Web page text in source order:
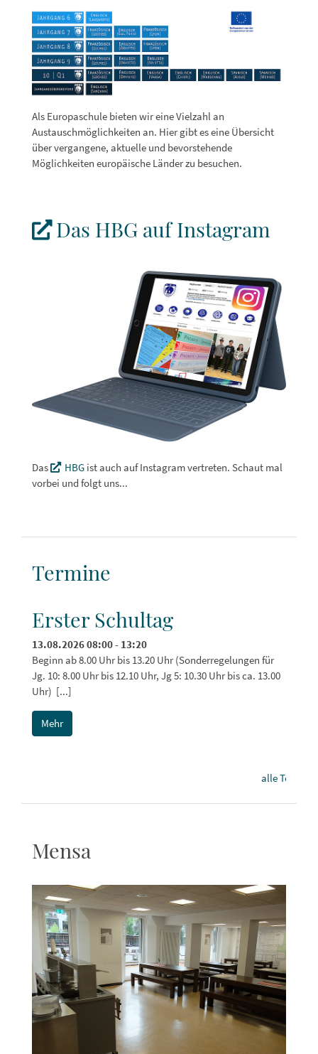
Als Europaschule bieten wir eine Vielzahl an
Austauschmöglichkeiten an. Hier gibt es eine Übersicht
über vergangene, aktuelle und bevorstehende
Möglichkeiten europäische Länder zu besuchen.
Das HBG auf Instagram
Das HBGist auch auf Instagram vertreten. Schaut mal
vorbei und folgt uns...
Termine
Erster Schultag
13.08.2026 08:00 - 13:20
Beginn ab 8.00 Uhr bis 13.20 Uhr (Sonderregelungen für
Jg. 10: 8.00 Uhr bis 12.10 Uhr, Jg 5: 10.30 Uhr bis ca. 13.00
Uhr) [...]
Mehr
alle
Mensa